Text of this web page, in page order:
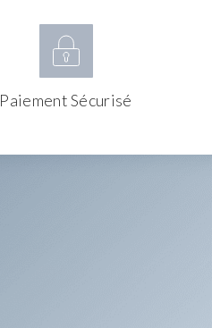
Paiement Sécurisé